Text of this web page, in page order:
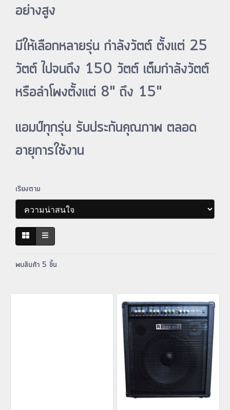
อย่างสูง
มีให้เลือกหลายรุ่น กำลังวัตต์ ตั้งแต่ 25
วัตต์ ไปจนถึง 150 วัตต์ เต็มกำลังวัตต์
หรือลำโพงตั้งแต่ 8" ถึง 15"
แอมป์ทุกรุ่น รับประกันคุณภาพ ตลอด
อายุการใช้งาน
เรียงตาม
พบสินค้า 5 ชิ้น